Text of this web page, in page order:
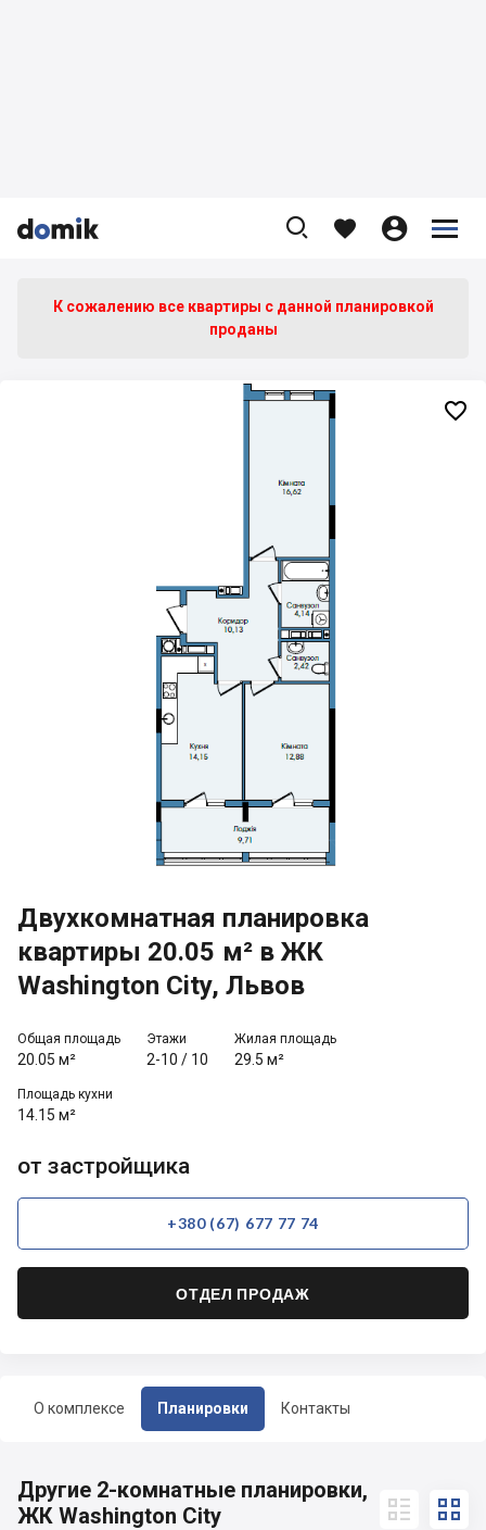


    


О комплексе Планировки Контакты
К сожалению все квартиры c данной планировкой
проданы
Двухкомнатная планировка
квартиры 20.05 м² в ЖК
Washington City, Львов
Общая площадь
20.05 м²
Этажи
2-10 / 10
Жилая площадь
29.5 м²
Площадь кухни
14.15 м²
от застройщика
+380 (67) 677 77 74
ОТДЕЛ ПРОДАЖ

Другие 2-комнатные планировки,
ЖК Washington City
 